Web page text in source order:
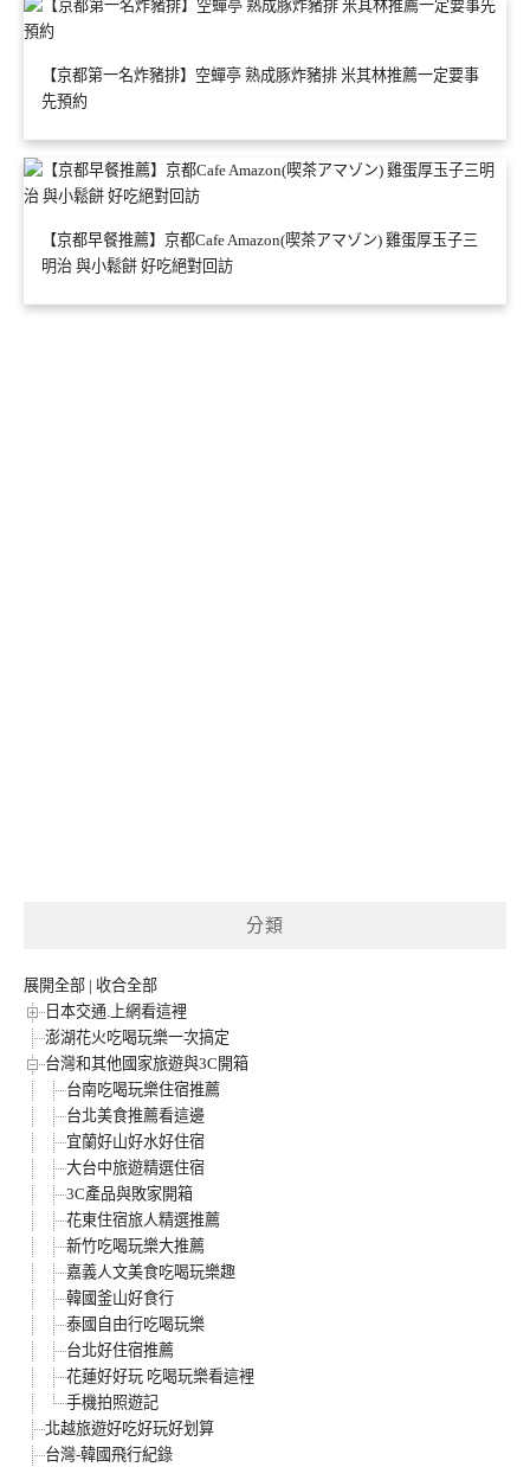
【京都第一名炸豬排】空蟬亭 熟成豚炸豬排 米其林推薦一定要事
先預約
【京都早餐推薦】京都Cafe Amazon(喫茶アマゾン) 雞蛋厚玉子三
明治 與小鬆餅 好吃絕對回訪
分類
展開全部 | 收合全部
日本交通.上網看這裡
澎湖花火吃喝玩樂一次搞定
台灣和其他國家旅遊與3C開箱
台南吃喝玩樂住宿推薦
台北美食推薦看這邊
宜蘭好山好水好住宿
大台中旅遊精選住宿
3C產品與敗家開箱
花東住宿旅人精選推薦
新竹吃喝玩樂大推薦
嘉義人文美食吃喝玩樂趣
韓國釜山好食行
泰國自由行吃喝玩樂
台北好住宿推薦
花蓮好好玩 吃喝玩樂看這裡
手機拍照遊記
北越旅遊好吃好玩好划算
台灣-韓國飛行紀錄